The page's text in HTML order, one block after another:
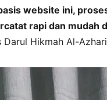
website ini,
rapi dan mudah
Darul Hikmah Al-